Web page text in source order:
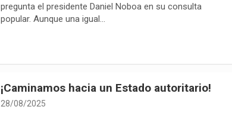
pregunta el presidente Daniel Noboa en su consulta
popular. Aunque una igual…
¡Caminamos hacia un Estado autoritario!
28/08/2025